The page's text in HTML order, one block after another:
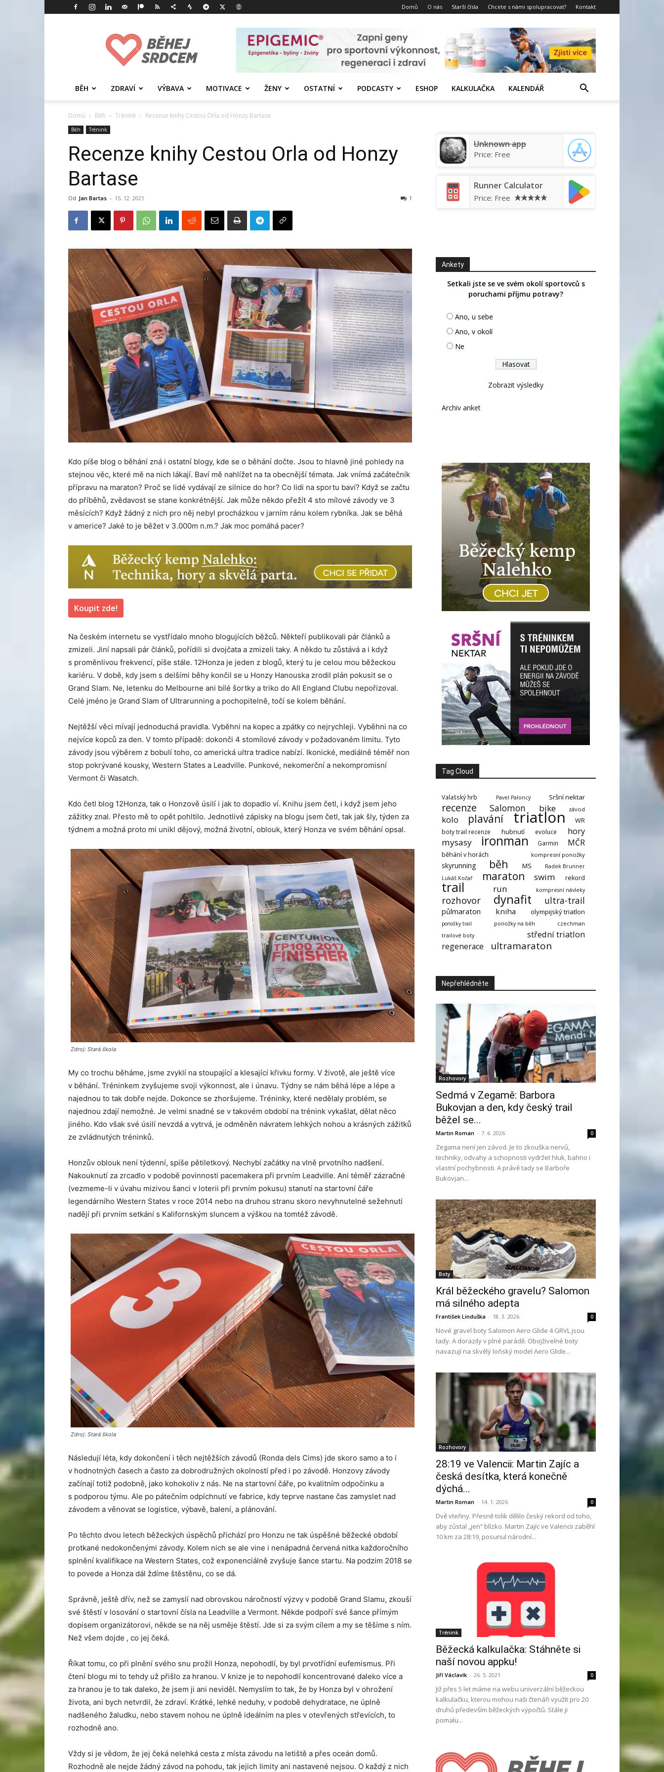
Domů O nás Starší čísla Chcete s námi spolupracovat? Kontakt
srdcem
BĚH ZDRAVÍ VÝBAVA MOTIVACE ŽENY OSTATNÍ PODCASTY ESHOP KALKULAČKA KALENDÁŘ
Domů Běh Trénink Recenze knihy Cestou Orla od Honzy Bartase
Běh Trénink
Recenze knihy Cestou Orla od Honzy
Bartase
Od Jan Bartas - 15. 12. 2021 1
Kdo píše blog o běhání zná i ostatní blogy, kde se o běhání dočte. Jsou to hlavně jiné pohledy na
stejnou věc, které mě na nich lákají. Baví mě nahlížet na ta obecnější témata. Jak vnímá začátečník
přípravu na maraton? Proč se lidé vydávají ze silnice do hor? Co lidi na sportu baví? Když se začtu
do příběhů, zvědavost se stane konkrétnější. Jak může někdo přežít 4 sto mílové závody ve 3
měsících? Když žádný z nich pro něj nebyl procházkou v jarním ránu kolem rybníka. Jak se běhá
v americe? Jaké to je běžet v 3.000m n.m.? Jak moc pomáhá pacer?
Koupit zde!
Na českém internetu se vystřídalo mnoho blogujících běžců. Někteří publikovali pár článků a
zmizeli. Jiní napsali pár článků, pořídili si dvojčata a zmizeli taky. A někdo tu zůstává a i když
s proměnlivou frekvencí, píše stále. 12Honza je jeden z blogů, který tu je celou mou běžeckou
kariéru. V době, kdy jsem s delšími běhy končil se u Honzy Hanouska zrodil plán pokusit se o
Grand Slam. Ne, letenku do Melbourne ani bílé šortky a triko do All England Clubu nepořizoval.
Celé jméno je Grand Slam of Ultrarunning a pochopitelně, točí se kolem běhání.
Nejtěžší věci mívají jednoduchá pravidla. Vyběhni na kopec a zpátky co nejrychleji. Vyběhni na co
nejvíce kopců za den. V tomto případě: dokonči 4 stomílové závody v požadovaném limitu. Tyto
závody jsou výběrem z bobulí toho, co americká ultra tradice nabízí. Ikonické, mediálně téměř non
stop pokrývané kousky, Western States a Leadville. Punkové, nekomerční a nekompromisní
Vermont či Wasatch.
Kdo četl blog 12Honza, tak o Honzově úsilí i jak to dopadlo ví. Knihu jsem četl, i když jsem jeho
zážitky znal. Přesto mě to opět pohltilo. Jednotlivé zápisky na blogu jsem četl, tak jak šly, týden za
týdnem a možná proto mi unikl dějový, možná životní, oblouk, který Honza ve svém běhání opsal.
Zdroj: Stará škola
My co trochu běháme, jsme zvyklí na stoupající a klesající křivku formy. V životě, ale ještě více
v běhání. Tréninkem zvyšujeme svoji výkonnost, ale i únavu. Týdny se nám běhá lépe a lépe a
najednou to tak dobře nejde. Dokonce se zhoršujeme. Tréninky, které nedělaly problém, se
najednou zdají nemožné. Je velmi snadné se v takovém období na trénink vykašlat, dělat něco
jiného. Kdo však své úsilí nevzdá a vytrvá, je odměněn návratem lehkých nohou a krásných zážitků
ze zvládnutých tréninků.
Honzův oblouk není týdenní, spíše pětiletkový. Nechybí začátky na vlně prvotního nadšení.
Nakouknutí za zrcadlo v podobě povinnosti pacemakera při prvním Leadville. Ani téměř zázračné
(vezmeme-li v úvahu mizivou šanci v loterii při prvním pokusu) stanutí na startovní čáře
legendárního Western States v roce 2014 nebo na druhou stranu skoro nevyhnutelné sežehnutí
nadějí při prvním setkání s Kalifornským sluncem a výškou na tomtéž závodě.
Zdroj: Stará škola
Následují léta, kdy dokončení i těch nejtěžších závodů (Ronda dels Cims) jde skoro samo a to i
v hodnotných časech a často za dobrodružných okolností před i po závodě. Honzovy závody
začínají totiž podobně, jako kohokoliv z nás. Ne na startovní čáře, po kvalitním odpočinku a
s podporou týmu. Ale po pátečním odpíchnutí ve fabrice, kdy teprve nastane čas zamyslet nad
závodem a věnovat se logistice, výbavě, balení, a plánování.
Po těchto dvou letech běžeckých úspěchů přichází pro Honzu ne tak úspěšné běžecké období
protkané nedokončenými závody. Kolem nich se ale vine i nenápadná červená nitka každoročního
splnění kvalifikace na Western States, což exponenciálně zvyšuje šance startu. Na podzim 2018 se
to povede a Honza dál ždíme štěstěnu, co se dá.
Správně, ještě dřív, než se zamyslí nad obrovskou náročností výzvy v podobě Grand Slamu, zkouší
své štěstí v losování o startovní čísla na Leadville a Vermont. Někde podpoří své šance přímým
dopisem organizátorovi, někde se na něj usměje štěstí. Jde si za svým cílem a my se těšíme s ním.
Než všem dojde , co jej čeká.
Říkat tomu, co při plnění svého snu prožil Honza, nepohodlí, by byl prvotřídní eufemismus. Při
čtení blogu mi to tehdy už přišlo za hranou. V knize je to nepohodlí koncentrované daleko více a
za hranou je to tak daleko, že jsem ji ani neviděl. Nemyslím to tak, že by Honza byl v ohrožení
života, ani bych netvrdil, že zdraví. Krátké, lehké neduhy, v podobě dehydratace, ne úplně
nadšeného žaludku, nebo stavem nohou ne úplně ideálním na ples v otevřených střevících, to
rozhodně ano.
Vždy si je vědom, že jej čeká nelehká cesta z místa závodu na letiště a přes oceán domů.
Rozhodně ale nejde žádný závod na pohodu, tak jejich limity ani nastavené nejsou. O každý z nich
Unknown app
Price: Free
Runner Calculator
Price: Free
Ankety
Setkali jste se ve svém okolí sportovců s
poruchami příjmu potravy?
Ano, u sebe
Ano, v okolí
Ne
Zobrazit výsledky
Archiv anket
Tag Cloud
Valašský hrb Pavel Paloncý Sršní nektar
recenze Salomon bike závod
kolo plavání triatlon WR
boty trail recenze hubnutí evoluce
hory
mysasy
ironman Garmin MČR
běhání v horách kompresní ponožky
skyrunning běh MS
Radek Brunner
Lukáš Kočař
maraton swim rekord
trail run kompresní návleky
rozhovor dynafit ultra-trail
půlmaraton kniha olympijský triatlon
ponožky trail ponožky na běh
czechman
trailové boty
střední triatlon
regenerace ultramaraton
Nepřehlédněte
Rozhovory
Sedmá v Zegamě: Barbora
Bukovjan a den, kdy český trail
běžel se...
Martin Roman - 7. 6. 2026 0
Zegama není jen závod. Je to zkouška nervů,
techniky, odvahy a schopnosti vydržet hluk, bahno i
vlastní pochybnosti. A právě tady se Barboře
Bukovjan...
Boty
Král běžeckého gravelu? Salomon
má silného adepta
František Linduška - 18. 3. 2026 0
Nové gravel boty Salomon Aero Glide 4 GRVL jsou
tady. A dorazily v plné parádě. Obojživelné boty
navazují na skvělý loňský model Aero Glide...
Rozhovory
28:19 ve Valencii: Martin Zajíc a
česká desítka, která konečně
dýchá...
Martin Roman - 14. 1. 2026 0
Dvě vteřiny. Přesně tolik dělilo český rekord od toho,
aby zůstal „jen“ blízko. Martin Zajíc ve Valencii zaběhl
10 km za 28:19, posunul národní...
Trénink
Běžecká kalkulačka: Stáhněte si
naší novou appku!
Jiří Václavík - 26. 5. 2021 0
Již přes 5 let máme na webu univerzální běžeckou
kalkulačku, kterou mohou naši čtenáři využít pro 20
druhů především běžeckých výpočtů. Stále ji
pomalu...